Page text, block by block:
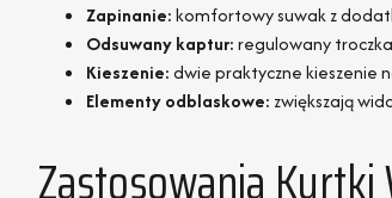
Zapinanie:komfortowy suwak z
Odsuwany kaptur:regulowany
Kieszenie:dwie praktyczne kieszenie
Elementy odblaskowe: zwiększają
Zastosowania Kurtki